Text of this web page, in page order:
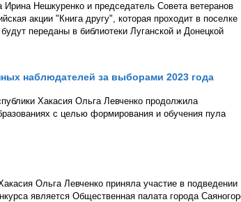
Нешкуренко и председатель Совета ветеранов
акции "Книга другу", которая проходит в поселке
переданы в библиотеки Луганской и Донецкой
наблюдателей за выборами 2023 года
Хакасия Ольга Левченко продолжила
с целью формирования и обучения пула
Ольга Левченко приняла участие в подведении
является Общественная палата города